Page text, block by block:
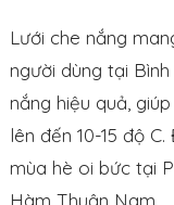
Lưới che nắng
người dùng tại
nắng hiệu quả,
lên đến 10-15 độ
mùa hè oi bức tại
Hàm Thuận Nam.